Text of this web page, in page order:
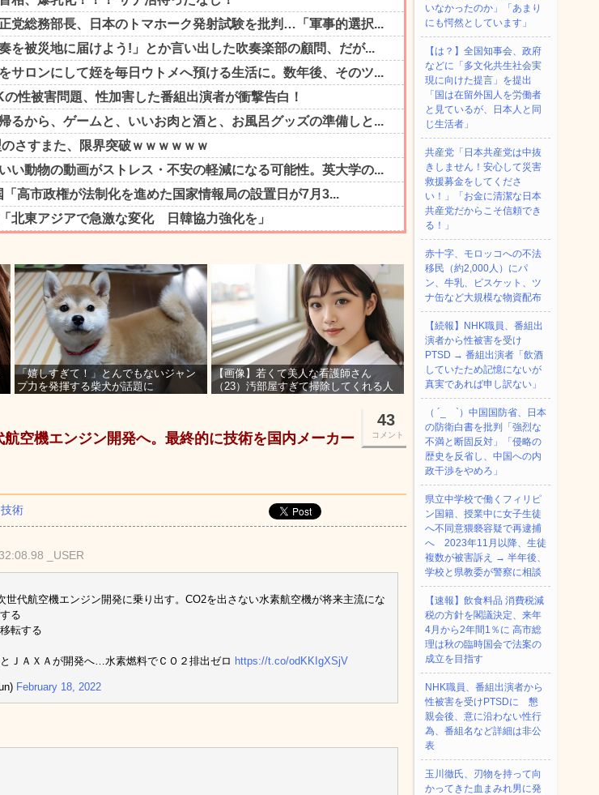
「嬉しすぎて！」とんでもないジャン
プ力を発揮する柴犬が話題に
【画像】若くて美人な看護師さん
（23）汚部屋すぎて掃除してくれる人
43
コメント
空機エンジン開発へ。最終的に技術を国内メーカー
技術
_USER
世代航空機エンジン開発に乗り出す。CO2を出さない水素航空機が将来主流にな
る
転する
ＪＡＸＡが開発へ…水素燃料でＣＯ２排出ゼロ https://t.co/odKKIgXSjV
February 18, 2022
いなかったのか」「あまり
にも愕然としています」
【は？】全国知事会、政府
などに「多文化共生社会実
現に向けた提言」を提出
「国は在留外国人を労働者
と見ているが、日本人と同
じ生活者」
共産党「日本共産党は中抜
きしません！安心して災害
救援募金をしてくださ
い！」「お金に清潔な日本
共産党だからこそ信頼でき
る！」
赤十字、モロッコへの不法
移民（約2,000人）にパ
ン、牛乳、ビスケット、ツ
ナ缶など大規模な物資配布
【続報】NHK職員、番組出
演者から性被害を受け
PTSD → 番組出演者「飲酒
していたため記憶にないが
真実であれば申し訳ない」
（ ´_ゝ`）中国国防省、日本
の防衛白書を批判「強烈な
不満と断固反対」「侵略の
歴史を反省し、中国への内
政干渉をやめろ」
県立中学校で働くフィリピ
ン国籍、授業中に女子生徒
へ不同意猥褻容疑で再逮捕
へ 2023年11月以降、生徒
複数が被害訴え → 半年後、
学校と県教委が警察に相談
【速報】飲食料品 消費税減
税の方針を閣議決定、来年
4月から2年間1％に 高市総
理は秋の臨時国会で法案の
成立を目指す
NHK職員、番組出演者から
性被害を受けPTSDに 懇
親会後、意に沿わない性行
為、番組名など詳細は非公
表
玉川徹氏、刃物を持って向
かってきた血まみれ男に発